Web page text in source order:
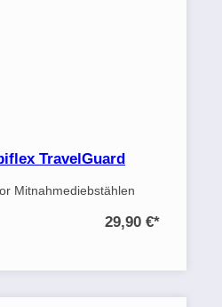
TravelGuard
Mitnahmediebstählen
29,90 €*